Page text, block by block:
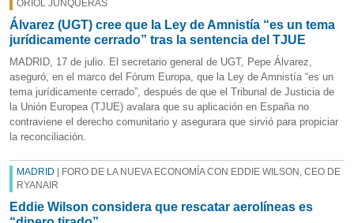
ORIOL JUNQUERAS
Álvarez (UGT) cree que la Ley de Amnistía “es un tema
jurídicamente cerrado” tras la sentencia del TJUE
MADRID, 17 de julio. El secretario general de UGT, Pepe Álvarez,
aseguró, en el marco del Fórum Europa, que la Ley de Amnistía “es un
tema jurídicamente cerrado”, después de que el Tribunal de Justicia de
la Unión Europea (TJUE) avalara que su aplicación en España no
contraviene el derecho comunitario y asegurara que sirvió para propiciar
la reconciliación.
MADRID | FORO DE LA NUEVA ECONOMÍA CON EDDIE WILSON, CEO DE
RYANAIR
Eddie Wilson considera que rescatar aerolíneas es